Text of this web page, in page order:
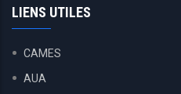
LIENS UTILES
CAMES
AUA